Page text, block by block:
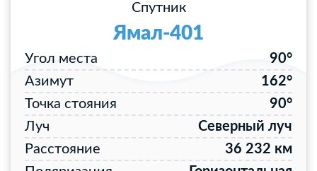
Спутник
Ямал-401
Угол места
90°
Азимут
162°
Точка стояния
90°
Луч
Северный луч
Расстояние
36 232 км